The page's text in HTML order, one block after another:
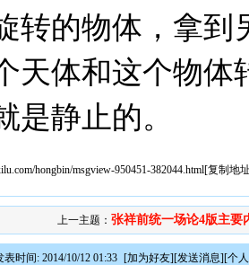
转的物体，拿
天体和这个物
是静止的。
hongbin/msgview-950451-382044.html[复制地
上一主题：张祥前统一场论4版主要
表时间: 2014/10/12 01:33 [加为好友][发送消息][个